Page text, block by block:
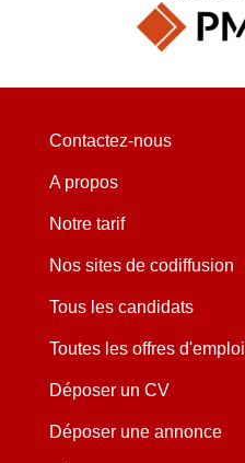
Contactez-nous
A propos
Notre tarif
Nos sites de codiffusion
Tous les candidats
Toutes les offres d'emploi
Déposer un CV
Déposer une annonce